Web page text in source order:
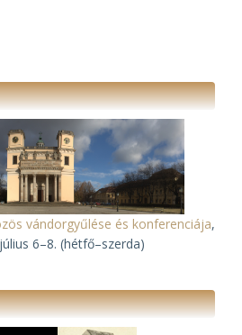
vándorgyűlése és konferenciája,
6–8. (hétfő–szerda)